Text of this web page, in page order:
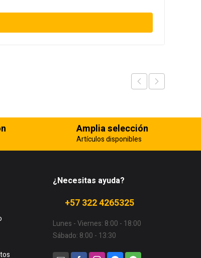
Amplia selección
Artículos disponibles
¿Necesitas ayuda?
+57 322 4265325
Lunes - Viernes: 8:00 - 18:00
Sábado: 8:00 - 13:30